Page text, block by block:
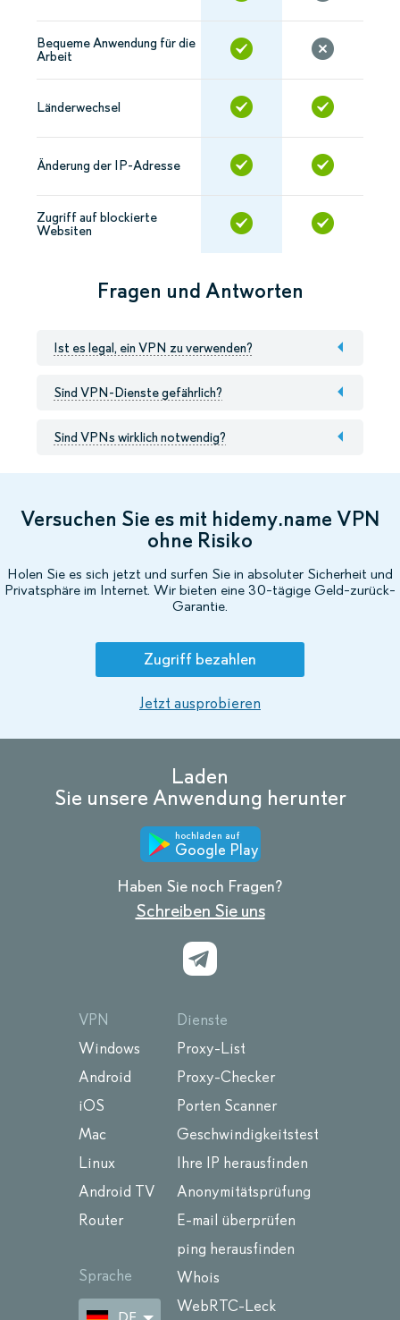
Bequeme Anwendung für die
Arbeit
Länderwechsel
Änderung der IP-Adresse
Zugriff auf blockierte
Websiten
Fragen und Antworten
Ist es legal, ein VPN zu verwenden?
Sind VPN-Dienste gefährlich?
Sind VPNs wirklich notwendig?
Versuchen Sie es mit hidemy.name VPN
ohne Risiko
Holen Sie es sich jetzt und surfen Sie in absoluter Sicherheit und
Privatsphäre im Internet. Wir bieten eine 30-tägige Geld-zurück-
Garantie.
Zugriff bezahlen
Jetzt ausprobieren
Laden
Sie unsere Anwendung herunter
hochladen auf
Google Play
Haben Sie noch Fragen?
Schreiben Sie uns
VPN
Windows
Android
iOS
Mac
Linux
Android TV
Router
Sprache
Dienste
Proxy-List
Proxy-Checker
Porten Scanner
Geschwindigkeitstest
Ihre IP herausfinden
Anonymitätsprüfung
E-mail überprüfen
ping herausfinden
Whois
WebRTC-Leck